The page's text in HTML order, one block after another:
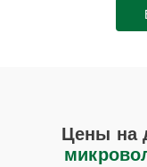
Цены на